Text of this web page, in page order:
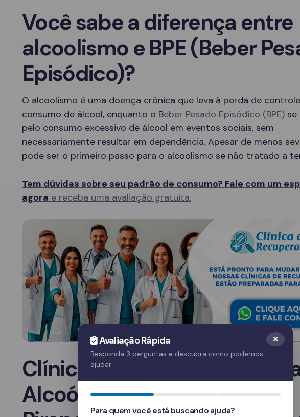
Você sabe a diferença entre
alcoolismo e BPE (Beber
Episódico)?
O alcoolismo é uma doença crônica que leva à perda de
consumo de álcool, enquanto o Beber Pesado Episódico (BPE) se
pelo consumo excessivo de álcool em eventos sociais, sem
necessariamente resultar em dependência. Apesar de menos
pode ser o primeiro passo para o alcoolismo se não tratado a
Tem dúvidas sobre seu padrão de consumo? Fale com um
agora e receba uma avaliação gratuita.
Clínica de Recuperação
Alcoólatras em Santana de
Avaliação Rápida
Responda 3 perguntas e descubra como podemos
ajudar
Para quem você está buscando ajuda?